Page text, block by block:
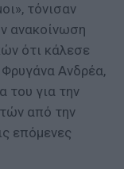
τόνισαν
ανακοίνωση
ότι κάλεσε
Ανδρέα,
του για την
από την
επόμενες